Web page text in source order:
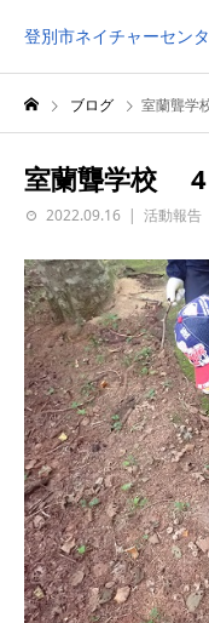
登別市ネイチャーセ
ブログ 室蘭聾学
室蘭聾学校 4
2022.09.16 活動報告